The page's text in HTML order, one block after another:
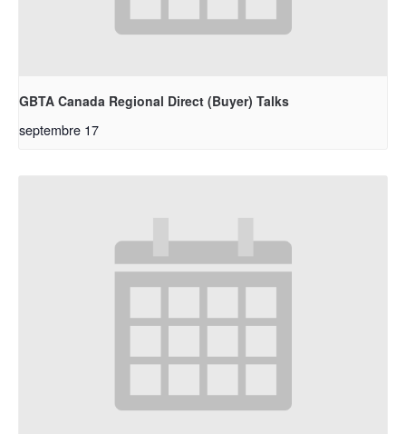
GBTA Canada Regional Direct (Buyer) Talks
septembre 17